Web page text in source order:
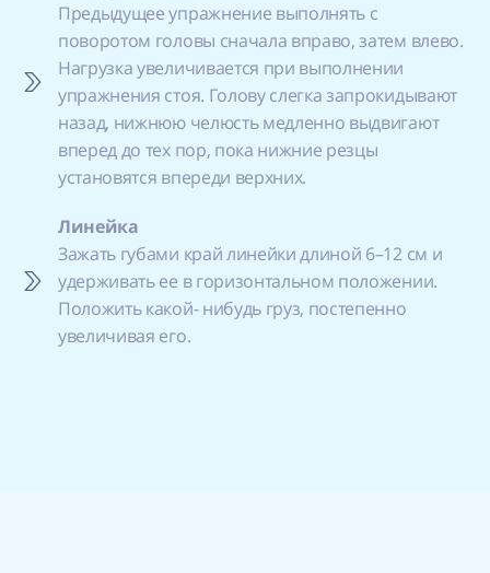
Предыдущее упражнение выполнять с
поворотом головы сначала вправо, затем влево.
Нагрузка увеличивается при выполнении
упражнения стоя. Голову слегка запрокидывают
назад, нижнюю челюсть медленно выдвигают
вперед до тех пор, пока нижние резцы
установятся впереди верхних.
Линейка
Зажать губами край линейки длиной 6–12 см и
удерживать ее в горизонтальном положении.
Положить какой- нибудь груз, постепенно
увеличивая его.